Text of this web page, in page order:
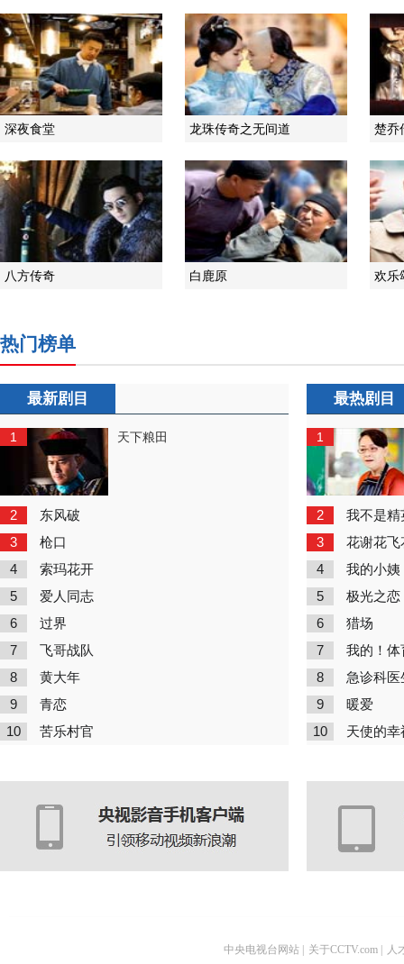
深夜食堂 龙珠传奇之无间道 楚乔
八方传奇 白鹿原 欢乐
热门榜单
最新剧目
1 天下粮田
2 东风破
3 枪口
4 索玛花开
5 爱人同志
6 过界
7 飞哥战队
8 黄大年
9 青恋
10 苦乐村官
最热剧目
1
2 我不是精
3 花谢花飞
4 我的小姨
5 极光之恋
6 猎场
7 我的！体
8 急诊科医
9 暖爱
10 天使的幸
中央电视台网站 关于CCTV.com 人